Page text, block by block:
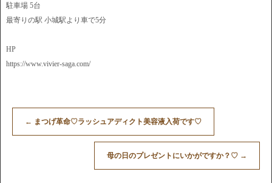
駐車場 5台
最寄りの駅 小城駅より車で5分
HP
https://www.vivier-saga.com/
← まつげ革命♡ラッシュアディクト美容液入荷です♡
母の日のプレゼントにいかがですか？♡ →